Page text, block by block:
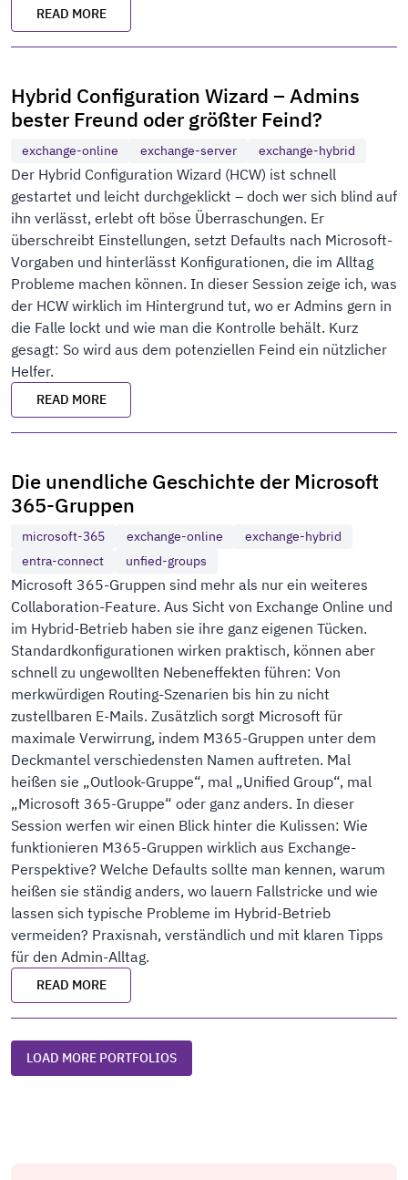
READ MORE
Hybrid Configuration Wizard – Admins
bester Freund oder größter Feind?
exchange-online exchange-server exchange-hybrid
Der Hybrid Configuration Wizard (HCW) ist schnell
gestartet und leicht durchgeklickt – doch wer sich blind auf
ihn verlässt, erlebt oft böse Überraschungen. Er
überschreibt Einstellungen, setzt Defaults nach Microsoft-
Vorgaben und hinterlässt Konfigurationen, die im Alltag
Probleme machen können. In dieser Session zeige ich, was
der HCW wirklich im Hintergrund tut, wo er Admins gern in
die Falle lockt und wie man die Kontrolle behält. Kurz
gesagt: So wird aus dem potenziellen Feind ein nützlicher
Helfer.
READ MORE
Die unendliche Geschichte der Microsoft
365-Gruppen
microsoft-365 exchange-online
exchange-hybrid
entra-connect
unfied-groups
Microsoft 365-Gruppen sind mehr als nur ein weiteres
Collaboration-Feature. Aus Sicht von Exchange Online und
im Hybrid-Betrieb haben sie ihre ganz eigenen Tücken.
Standardkonfigurationen wirken praktisch, können aber
schnell zu ungewollten Nebeneffekten führen: Von
merkwürdigen Routing-Szenarien bis hin zu nicht
zustellbaren E-Mails. Zusätzlich sorgt Microsoft für
maximale Verwirrung, indem M365-Gruppen unter dem
Deckmantel verschiedensten Namen auftreten. Mal
heißen sie „Outlook-Gruppe“, mal „Unified Group“, mal
„Microsoft 365-Gruppe“ oder ganz anders. In dieser
Session werfen wir einen Blick hinter die Kulissen: Wie
funktionieren M365-Gruppen wirklich aus Exchange-
Perspektive? Welche Defaults sollte man kennen, warum
heißen sie ständig anders, wo lauern Fallstricke und wie
lassen sich typische Probleme im Hybrid-Betrieb
vermeiden? Praxisnah, verständlich und mit klaren Tipps
für den Admin-Alltag.
READ MORE
LOAD MORE PORTFOLIOS